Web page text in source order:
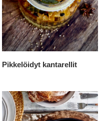
Pikkelöidyt kantarellit